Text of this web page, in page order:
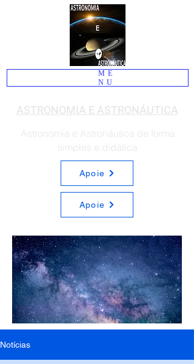
ASTRONOMIA E ASTRONÁUTICA
ME
NU
Astronomia e Astronáutica de forma
simples e didática
Apoie
Apoie
Notícias